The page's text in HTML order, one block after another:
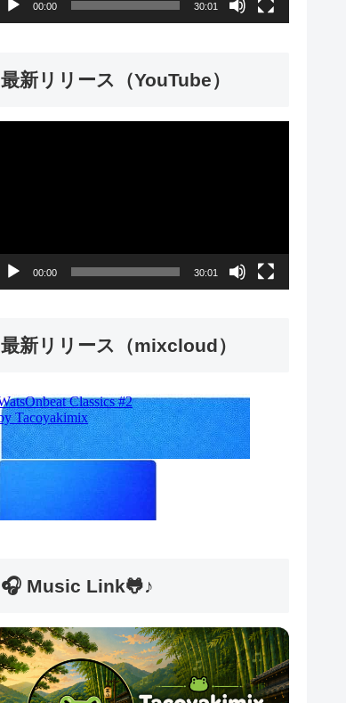
00:00 30:01
最新リリース（YouTube）
00:00 30:01
最新リリース（mixcloud）
🎧 Music Link🐸♪